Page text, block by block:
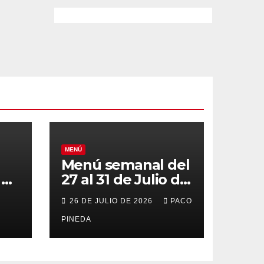
MENÚ
Menú semanal del
27 al 31 de Julio de
2026
26 DE JULIO DE 2026 PACO
PINEDA